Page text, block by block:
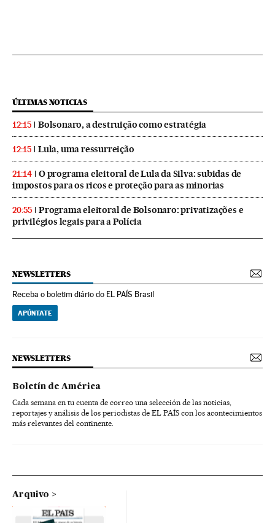
ÚLTIMAS NOTICIAS
12:15 Bolsonaro, a destruição como estratégia
12:15 Lula, uma ressurreição
21:14
O programa eleitoral de Lula da Silva: subidas de
impostos para os ricos e proteção para as minorias
20:55
Programa eleitoral de Bolsonaro: privatizações e
privilégios legais para a Polícia
NEWSLETTERS
Receba o boletim diário do EL PAÍS Brasil
APÚNTATE
NEWSLETTERS
Boletín de América
Cada semana en tu cuenta de correo una selección de las noticias,
reportajes y análisis de los periodistas de EL PAÍS con los acontecimientos
más relevantes del continente.
Arquivo